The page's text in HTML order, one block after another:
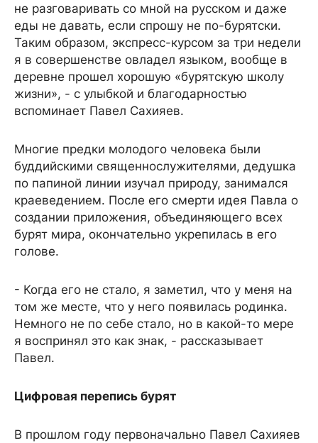
не разговаривать со мной на русском и даже
еды не давать, если спрошу не по-бурятски.
Таким образом, экспресс-курсом за три недели
я в совершенстве овладел языком, вообще в
деревне прошел хорошую «бурятскую школу
жизни», - с улыбкой и благодарностью
вспоминает Павел Сахияев.
Многие предки молодого человека были
буддийскими священнослужителями, дедушка
по папиной линии изучал природу, занимался
краеведением. После его смерти идея Павла о
создании приложения, объединяющего всех
бурят мира, окончательно укрепилась в его
голове.
- Когда его не стало, я заметил, что у меня на
том же месте, что у него появилась родинка.
Немного не по себе стало, но в какой-то мере
я воспринял это как знак, - рассказывает
Павел.
Цифровая перепись бурят
В прошлом году первоначально Павел Сахияев